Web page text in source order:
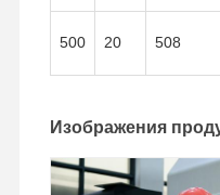
500 20 508
Изображения